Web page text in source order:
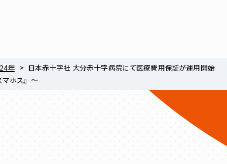
年
日本赤十字社 大分赤十字病院にて医療費用保証が運用開始
マホス』～